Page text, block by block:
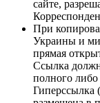
сайте,
При
Украины и
прямая
Ссылка
полного либо
Гиперссылка